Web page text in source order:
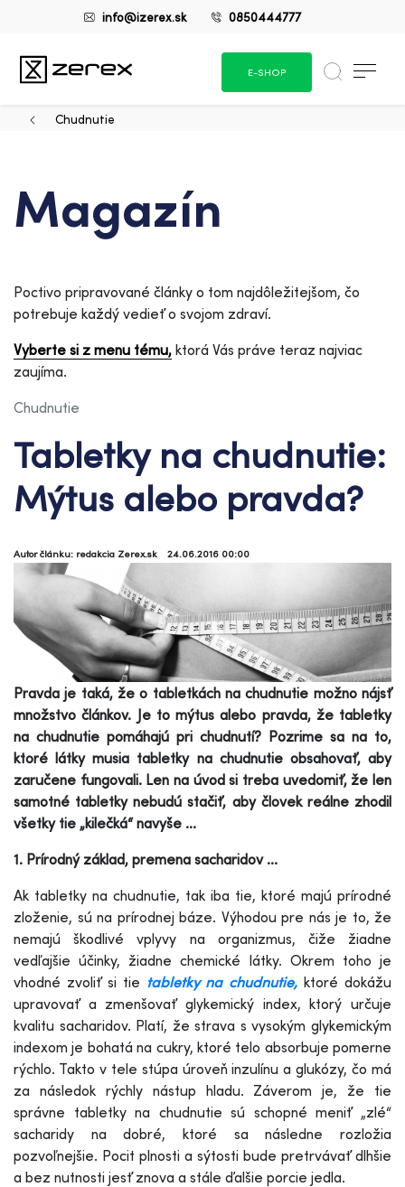
info@izerex.sk 0850444777
E-SHOP
Chudnutie
Magazín
Poctivo pripravované články o tom najdôležitejšom, čo
potrebuje každý vedieť o svojom zdraví.
Vyberte si z menu tému, ktorá Vás práve teraz najviac
zaujíma.
Chudnutie
Tabletky na chudnutie:
Mýtus alebo pravda?
Autor článku: redakcia Zerex.sk 24.06.2016 00:00
Pravda je taká, že o tabletkách na chudnutie možno nájsť
množstvo článkov. Je to mýtus alebo pravda, že tabletky
na chudnutie pomáhajú pri chudnutí? Pozrime sa na to,
ktoré látky musia tabletky na chudnutie obsahovať, aby
zaručene fungovali. Len na úvod si treba uvedomiť, že len
samotné tabletky nebudú stačiť, aby človek reálne zhodil
všetky tie „kilečká“ navyše ...
1. Prírodný základ, premena sacharidov ...
Ak tabletky na chudnutie, tak iba tie, ktoré majú prírodné
zloženie, sú na prírodnej báze. Výhodou pre nás je to, že
nemajú škodlivé vplyvy na organizmus, čiže žiadne
vedľajšie účinky, žiadne chemické látky. Okrem toho je
vhodné zvoliť si tie tabletky na chudnutie, ktoré dokážu
upravovať a zmenšovať glykemický index, ktorý určuje
kvalitu sacharidov. Platí, že strava s vysokým glykemickým
indexom je bohatá na cukry, ktoré telo absorbuje pomerne
rýchlo. Takto v tele stúpa úroveň inzulínu a glukózy, čo má
za následok rýchly nástup hladu. Záverom je, že tie
správne tabletky na chudnutie sú schopné meniť „zlé“
sacharidy na dobré, ktoré sa následne rozložia
pozvoľnejšie. Pocit plnosti a sýtosti bude pretrvávať dlhšie
a bez nutnosti jesť znova a stále ďalšie porcie jedla.